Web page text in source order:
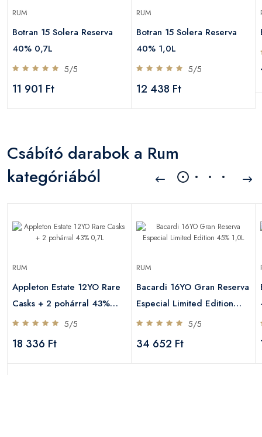
RUM
Botran 15 Solera Reserva
40% 0,7L
5/5
11 901 Ft
RUM
Botran 15 Solera Reserva
40% 1,0L
5/5
12 438 Ft
Csábító darabok a Rum
kategóriából
RUM
Appleton Estate 12YO Rare
Casks + 2 pohárral 43%
0,7L
5/5
18 336 Ft
RUM
Bacardi 16YO Gran Reserva
Especial Limited Edition
45% 1,0L
5/5
34 652 Ft